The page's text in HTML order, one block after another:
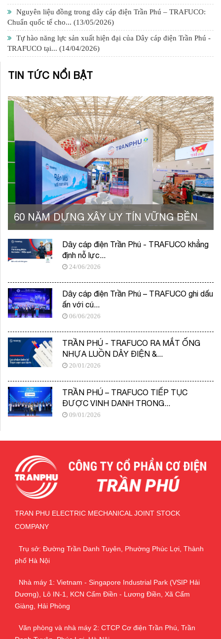
Nguyên liệu đồng trong dây cáp điện Trần Phú – TRAFUCO:
Chuẩn quốc tế cho... (13/05/2026)
Tự hào năng lực sản xuất hiện đại của Dây cáp điện Trần Phú -
TRAFUCO tại... (14/04/2026)
TIN TỨC NỔI BẬT
60 NĂM DỰNG XÂY UY TÍN VỮNG BỀN
Dây cáp điện Trần Phú - TRAFUCO khẳng
định nỗ lực...
24/06/2026
Dây cáp điện Trần Phú – TRAFUCO ghi dấu
ấn với cú...
06/06/2026
TRẦN PHÚ - TRAFUCO RA MẮT ỐNG
NHỰA LUỒN DÂY ĐIỆN &...
20/01/2026
TRẦN PHÚ – TRAFUCO TIẾP TỤC
ĐƯỢC VINH DANH TRONG...
09/01/2026
TRAN PHU ELECTRIC MECHANICAL JOINT STOCK
COMPANY
Trụ sở: Đường Trần Danh Tuyên, Phường Phúc Lợi, Thành
phố Hà Nội
Nhà máy 1: Vietnam - Singapore Industrial Park (VSIP Hải
Dương), Lô IN-1, KCN Cẩm Điền - Lương Điền, Xã Cẩm
Giàng, Hải Phòng
Văn phòng và nhà máy 2: CTCP Cơ điện Trần Phú, Trần